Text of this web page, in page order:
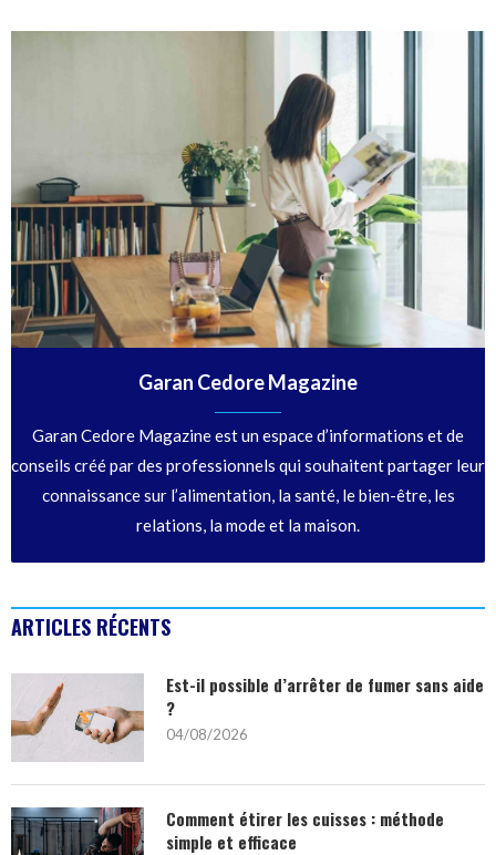
Garan Cedore Magazine
Garan Cedore Magazine est un espace d’informations et de
conseils créé par des professionnels qui souhaitent partager leur
connaissance sur l’alimentation, la santé, le bien-être, les
relations, la mode et la maison.
ARTICLES RÉCENTS
Est-il possible d’arrêter de fumer sans aide
?
04/08/2026
Comment étirer les cuisses : méthode
simple et efficace